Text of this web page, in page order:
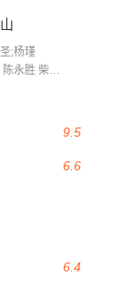
;杨瑾
达瓦 赵瑞婷 罗解艳 郭莉娜 潘家艳
9.5
6.6
6.4